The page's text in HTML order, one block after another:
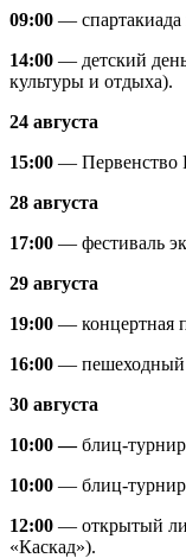
09:00 —
14:00 — детский
культуры и отдыха).
24 августа
15:00 — Первенство
28 августа
17:00 — фестиваль
29 августа
19:00 — концертная
16:00 — пешеходный
30 августа
10:00 —блиц-
10:00 — блиц-турнир
12:00 — открытый
«Каскад»).